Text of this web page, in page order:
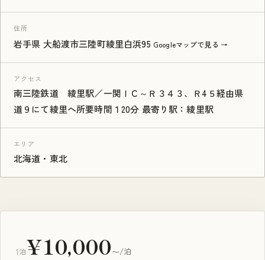
住所
岩手県 大船渡市三陸町綾里白浜95 Googleマップで見る →
アクセス
南三陸鉄道 綾里駅／一関ＩＣ～Ｒ３４３、Ｒ4５経由県
道９にて綾里へ所要時間１20分 最寄り駅：綾里駅
エリア
北海道・東北
1泊¥10,000〜/泊